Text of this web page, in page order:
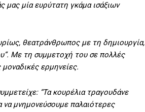
μας μία ευρύτατη γκάμα ισάξιων
θεατράνθρωπος με τη δημιουργία,
Με τη συμμετοχή του σε πολλές
ερμηνείες.
“Τα κουρέλια τραγουδάνε
μνημονεύσουμε παλαιότερες